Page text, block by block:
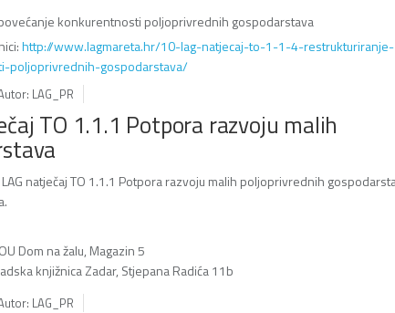
konkurentnosti poljoprivrednih gospodarstava
http://www.lagmareta.hr/10-lag-natjecaj-to-1-1-4-restrukturiranje-
poljoprivrednih-gospodarstava/
LAG_PR
TO 1.1.1 Potpora razvoju malih
natječaj TO 1.1.1 Potpora razvoju malih poljoprivrednih
Dom na žalu, Magazin 5
knjižnica Zadar, Stjepana Radića 11b
LAG_PR